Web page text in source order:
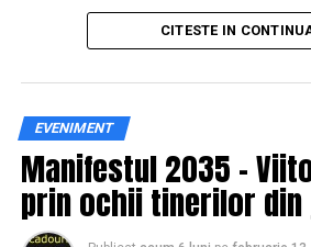
principal transformarea prevenției
practică și accesibilă publicului larg.
Siguranța rutieră,
aproape de
Datele privind accidentele rutiere
CITESTE IN
EVENIMENT
Manifestul 2035 –
prin ochii tinerilor din